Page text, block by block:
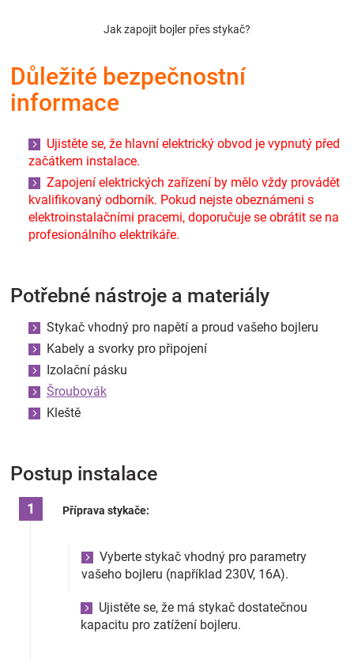
Značky
Přihlášení
Jak zapojit bojler přes stykač?
Důležité bezpečnostní
informace
Ujistěte se, že hlavní elektrický obvod je vypnutý před
začátkem instalace.
Zapojení elektrických zařízení by mělo vždy provádět
kvalifikovaný odborník. Pokud nejste obeznámeni s
elektroinstalačními pracemi, doporučuje se obrátit se na
profesionálního elektrikáře.
Potřebné nástroje a materiály
Stykač vhodný pro napětí a proud vašeho bojleru
Kabely a svorky pro připojení
Izolační pásku
Šroubovák
Kleště
Postup instalace
Příprava stykače:
Vyberte stykač vhodný pro parametry
vašeho bojleru (například 230V, 16A).
Ujistěte se, že má stykač dostatečnou
kapacitu pro zatížení bojleru.